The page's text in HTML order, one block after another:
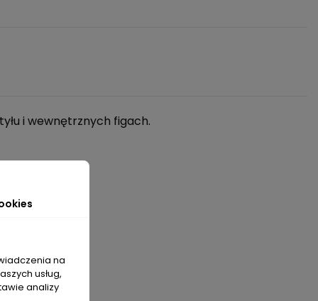
i wewnętrznych figach.
na
usług,
analizy